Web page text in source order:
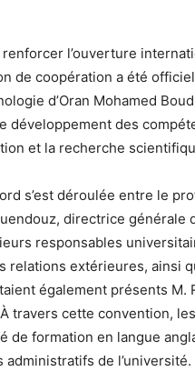
l’ouverture
de coopération a été
d’Oran Mohamed
développement des
et la recherche
s’est déroulée entre le
directrice générale
responsables
relations extérieures, ainsi
également présents
travers cette convention,
de formation en langue
de